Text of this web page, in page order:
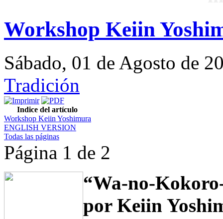
Workshop Keiin
Sábado, 01 de Agosto de
Tradición
Indice del artículo
Workshop Keiin Yoshimura
ENGLISH VERSION
Todas las páginas
Página 1 de 2
“Wa-no-
por Keiin